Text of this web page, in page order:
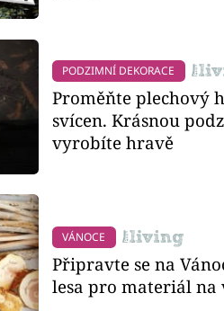
PODZIMNÍ DEKORACE
Proměňte plechový
svícen. Krásnou
vyrobíte hravě
VÁNOCE
Připravte se na
lesa pro materiál